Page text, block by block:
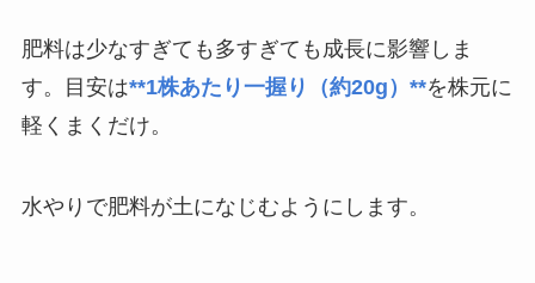
肥料は少なすぎても多すぎても成長に影響しま
す。目安は**1株あたり一握り（約20g）**を株元に
軽くまくだけ。
水やりで肥料が土になじむようにします。